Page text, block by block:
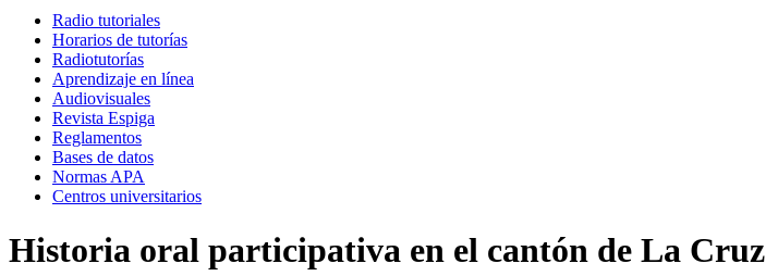
Radio tutoriales
Horarios de tutorías
Radiotutorías
Aprendizaje en línea
Audiovisuales
Revista Espiga
Reglamentos
Bases de datos
Normas APA
Centros universitarios
Historia oral participativa en el cantón de La Cruz